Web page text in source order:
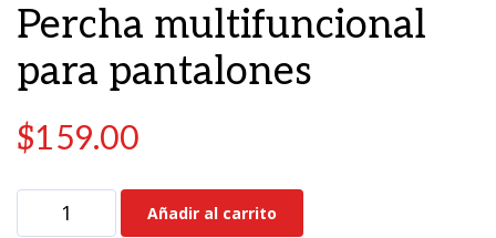
Percha multifuncional
para pantalones
$159.00
Añadir al carrito